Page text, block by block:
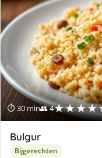
⏱ 30 min👥 4
Bulgur
Bijgerechten